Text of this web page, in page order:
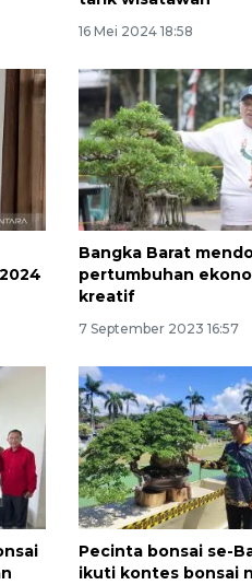
16 Mei 2024 18:58
Bangka Barat
pertumbuhan
kreatif
7 September 2023 16:57
Pecinta bonsai se-
ikuti kontes bonsai